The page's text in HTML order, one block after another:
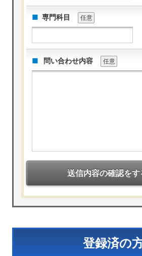
専門科目 任意
問い合わせ内容 任意
送信内容の確認をす
登録済の